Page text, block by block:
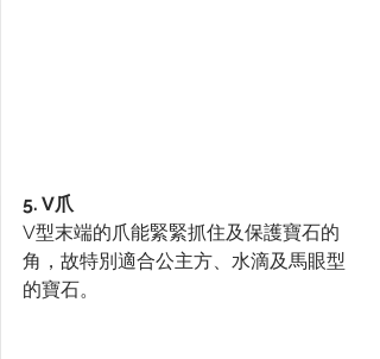
5. V爪
V型末端的爪能緊緊抓住及保護寶石的
角，故特別適合公主方、水滴及馬眼型
的寶石。